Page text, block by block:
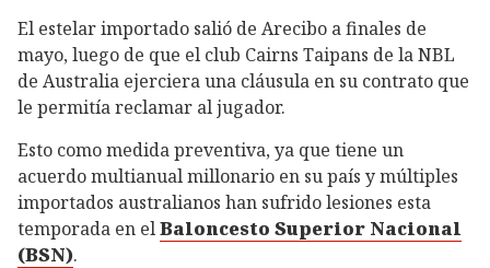
El estelar importado salió de Arecibo a finales de
mayo, luego de que el club Cairns Taipans de la NBL
de Australia ejerciera una cláusula en su contrato que
le permitía reclamar al jugador.
Esto como medida preventiva, ya que tiene un
acuerdo multianual millonario en su país y múltiples
importados australianos han sufrido lesiones esta
temporada en elBaloncesto Superior Nacional
(BSN).